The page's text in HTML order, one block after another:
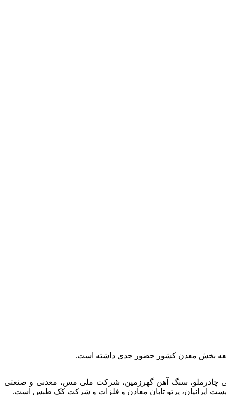
بخش معدن کشور حضور جدی داشته است.
چادرملو، سنگ آهن گهرزمین، شرکت ملی مس، معدنی و صنعتی
ایرانیان، پرتو تابان معادن و فلزات و شرکت کک طبس است.